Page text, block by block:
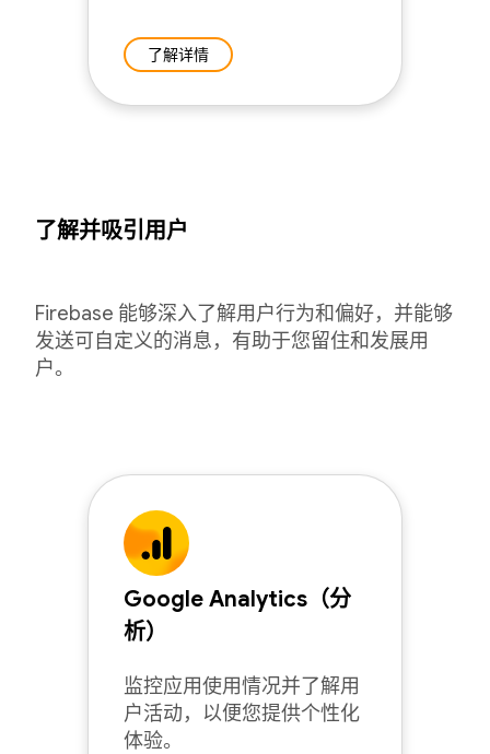
了解详情
了解并吸引用户
Firebase 能够深入了解用户行为和偏好，并能够
发送可自定义的消息，有助于您留住和发展用
户。
Google Analytics（分
析）
监控应用使用情况并了解用
户活动，以便您提供个性化
体验。